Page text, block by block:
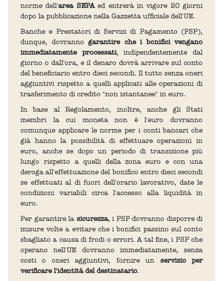
norme dell'area SEPAed entrerà in vigore 20 giorni
dopo la pubblicazione nella Gazzetta ufficiale dell'UE.
Banche e Prestatori di Servizi di Pagamento (PSP),
dunque, dovranno garantire che i bonifici vengano
immediatamente processati, indipendentemente dal
giorno o dall'ora, e il denaro dovrà arrivare sul conto
del beneficiario entro dieci secondi. Il tutto senza oneri
aggiuntivi rispetto a quelli applicati alle operazioni di
trasferimento di credito "non istantanee" in euro.
In base al Regolamento, inoltre, anche gli Stati
membri la cui moneta non è l'euro dovranno
comunque applicare le norme per i conti bancari che
già hanno la possibilità di effettuare operazioni in
euro, anche se dopo un periodo di transizione più
lungo rispetto a quelli della zona euro e con una
deroga all'effettuazione del bonifico entro dieci secondi
se effettuati al di fuori dell'orario lavorativo, date le
condizioni variabili circa l'accesso alla liquidità in
euro.
Per garantire la sicurezza, i PSP dovranno disporre di
misure volte a evitare che i bonifici passino sul conto
sbagliato a causa di frodi o errori. A tal fine, i PSP che
operano nell'UE dovranno immediatamente, senza
costi o oneri aggiuntivi, fornire un servizio per
verificare l'identità del destinatario.